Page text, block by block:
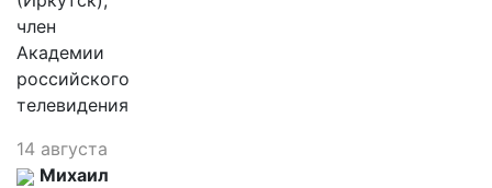
член
Академии
российского
телевидения
14 августа
Михаил